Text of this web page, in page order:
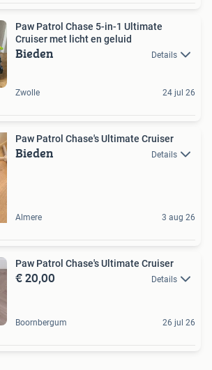
Paw Patrol Chase 5-in-1 Ultimate
Cruiser met licht en geluid
Bieden Details
Zwolle 24 jul 26
Paw Patrol Chase's Ultimate Cruiser
Bieden Details
Almere 3 aug 26
Paw Patrol Chase's Ultimate Cruiser
€ 20,00 Details
Boornbergum 26 jul 26